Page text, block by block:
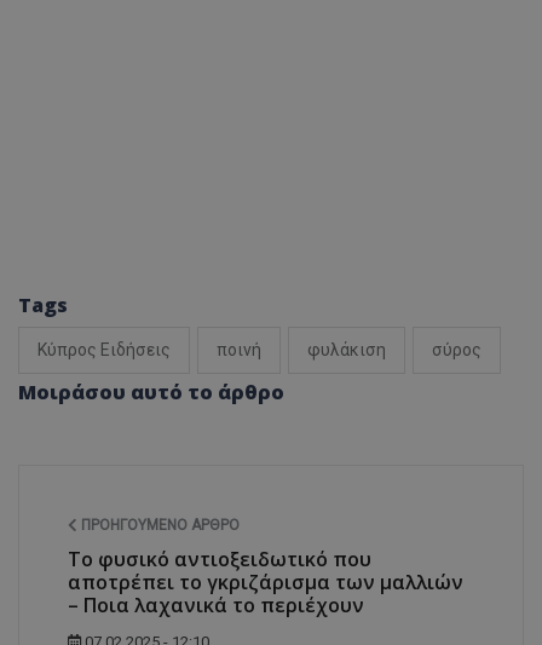
Tags
Κύπρος Ειδήσεις ποινή φυλάκιση σύρος
Μοιράσου αυτό το άρθρο
ΠΡΟΗΓΟΎΜΕΝΟ ΆΡΘΡΟ
To φυσικό αντιοξειδωτικό που
αποτρέπει το γκριζάρισμα των μαλλιών
– Ποια λαχανικά το περιέχουν